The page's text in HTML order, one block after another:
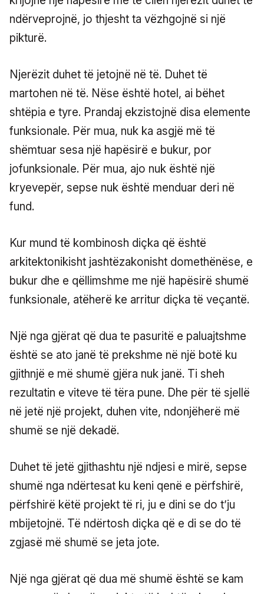
ndërveprojnë, jo thjesht ta vëzhgojnë si një
pikturë.
Njerëzit duhet të jetojnë në të. Duhet të
martohen në të. Nëse është hotel, ai bëhet
shtëpia e tyre. Prandaj ekzistojnë disa elemente
funksionale. Për mua, nuk ka asgjë më të
shëmtuar sesa një hapësirë e bukur, por
jofunksionale. Për mua, ajo nuk është një
kryevepër, sepse nuk është menduar deri në
fund.
Kur mund të kombinosh diçka që është
arkitektonikisht jashtëzakonisht domethënëse, e
bukur dhe e qëllimshme me një hapësirë shumë
funksionale, atëherë ke arritur diçka të veçantë.
Një nga gjërat që dua te pasuritë e paluajtshme
është se ato janë të prekshme në një botë ku
gjithnjë e më shumë gjëra nuk janë. Ti sheh
rezultatin e viteve të tëra pune. Dhe për të sjellë
në jetë një projekt, duhen vite, ndonjëherë më
shumë se një dekadë.
Duhet të jetë gjithashtu një ndjesi e mirë, sepse
shumë nga ndërtesat ku keni qenë e përfshirë,
përfshirë këtë projekt të ri, ju e dini se do t’ju
mbijetojnë. Të ndërtosh diçka që e di se do të
zgjasë më shumë se jeta jote.
Një nga gjërat që dua më shumë është se kam